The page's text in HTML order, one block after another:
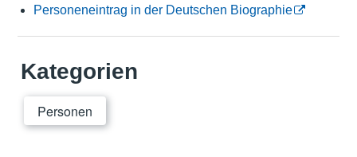
Personeneintrag in der Deutschen Biographie
Kategorien
Personen